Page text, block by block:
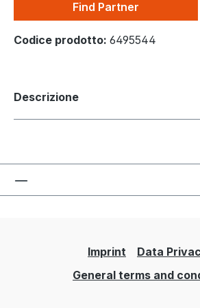
Find Partner
Codice prodotto: 6495544
Descrizione
Imprint
Data
General terms and